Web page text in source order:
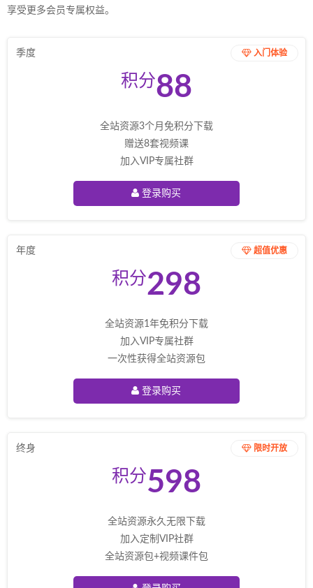
享受更多会员专属权益。
入门体验
季度
积分88
全站资源3个月免积分下载
赠送8套视频课
加入VIP专属社群
登录购买
超值优惠
年度
积分298
全站资源1年免积分下载
加入VIP专属社群
一次性获得全站资源包
登录购买
限时开放
终身
积分598
全站资源永久无限下载
加入定制VIP社群
全站资源包+视频课件包